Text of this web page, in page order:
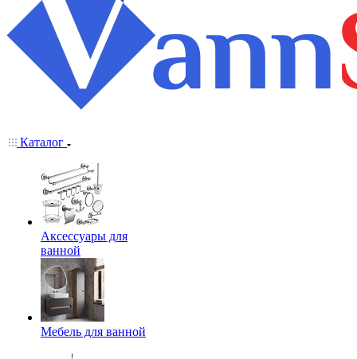
Каталог
Аксессуары для
ванной
Мебель для ванной